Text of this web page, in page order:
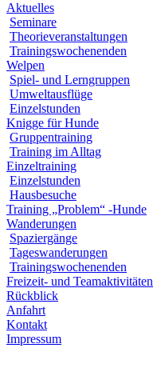
Aktuelles
Seminare
Theorieveranstaltungen
Trainingswochenenden
Welpen
Spiel- und Lerngruppen
Umweltausflüge
Einzelstunden
Knigge für Hunde
Gruppentraining
Training im Alltag
Einzeltraining
Einzelstunden
Hausbesuche
Training „Problem“ -Hunde
Wanderungen
Spaziergänge
Tageswanderungen
Trainingswochenenden
Freizeit- und Teamaktivitäten
Rückblick
Anfahrt
Kontakt
Impressum